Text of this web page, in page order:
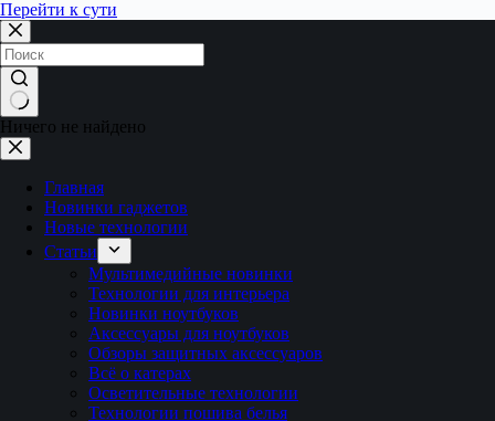
Перейти к сути
Ничего не найдено
Главная
Новинки гаджетов
Новые технологии
Статьи
Мультимедийные новинки
Технологии для интерьера
Новинки ноутбуков
Аксессуары для ноутбуков
Обзоры защитных аксессуаров
Всё о катерах
Осветительные технологии
Технологии пошива белья